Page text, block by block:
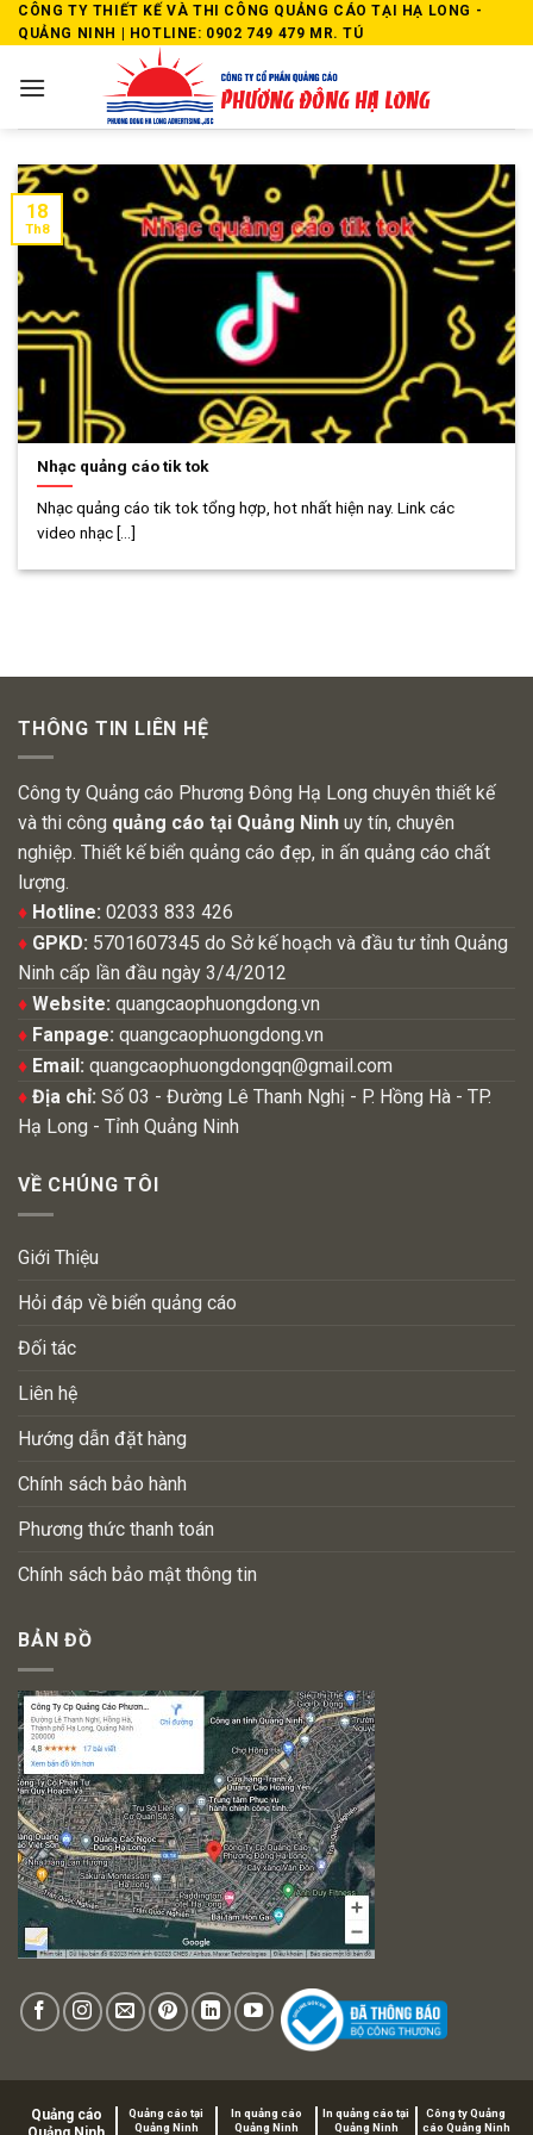
Skip
to
CÔNG TY THIẾT KẾ VÀ THI CÔNG QUẢNG CÁO TẠI HẠ LONG -
QUẢNG NINH | HOTLINE: 0902 749 479 MR. TÚ
Nhạc quảng cáo tik tok
Nhạc quảng cáo tik tok tổng hợp, hot nhất hiện nay. Link các
video nhạc [...]
18
Th8
THÔNG TIN LIÊN HỆ
Công ty Quảng cáo Phương Đông Hạ Long chuyên thiết kế
và thi công quảng cáo tại Quảng Ninh uy tín, chuyên
nghiệp. Thiết kế biển quảng cáo đẹp, in ấn quảng cáo chất
lượng.
♦ Hotline: 02033 833 426
♦ GPKD: 5701607345 do Sở kế hoạch và đầu tư tỉnh Quảng
Ninh cấp lần đầu ngày 3/4/2012
♦ Website: quangcaophuongdong.vn
♦ Fanpage: quangcaophuongdong.vn
♦ Email: quangcaophuongdongqn@gmail.com
♦ Địa chỉ: Số 03 - Đường Lê Thanh Nghị - P. Hồng Hà - TP.
Hạ Long - Tỉnh Quảng Ninh
VỀ CHÚNG TÔI
Giới Thiệu
Hỏi đáp về biển quảng cáo
Đối tác
Liên hệ
Hướng dẫn đặt hàng
Chính sách bảo hành
Phương thức thanh toán
Chính sách bảo mật thông tin
BẢN ĐỒ
Quảng cáo
Quảng cáo tại
Quảng Ninh
In quảng cáo
Quảng Ninh
In quảng cáo tại
Quảng Ninh
Công ty Quảng
cáo Quảng Ninh